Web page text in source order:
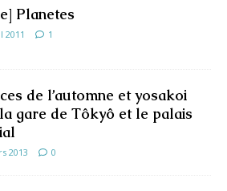
Planetes
2011 1
de l’automne et yosakoi
gare de Tôkyô et le palais
2013 0